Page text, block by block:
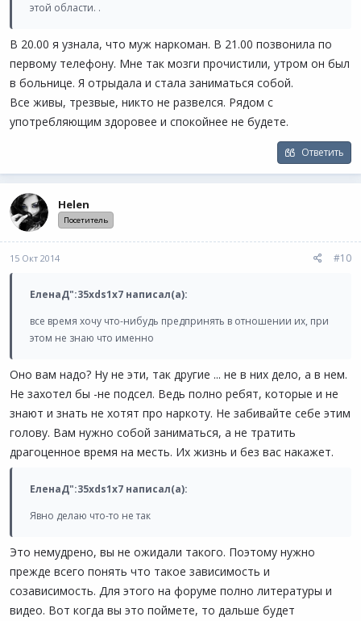
этой области. .
В 20.00 я узнала, что муж наркоман. В 21.00 позвонила по
первому телефону. Мне так мозги прочистили, утром он был
в больнице. Я отрыдала и стала заниматься собой.
Все живы, трезвые, никто не развелся. Рядом с
употребляющим здоровее и спокойнее не будете.
Ответить
Helen
Посетитель
15 Окт 2014 #10
ЕленаД":35xds1x7 написал(а):
все время хочу что-нибудь предпринять в отношении их, при
этом не знаю что именно
Оно вам надо? Ну не эти, так другие ... не в них дело, а в нем.
Не захотел бы -не подсел. Ведь полно ребят, которые и не
знают и знать не хотят про наркоту. Не забивайте себе этим
голову. Вам нужно собой заниматься, а не тратить
драгоценное время на месть. Их жизнь и без вас накажет.
ЕленаД":35xds1x7 написал(а):
Явно делаю что-то не так
Это немудрено, вы не ожидали такого. Поэтому нужно
прежде всего понять что такое зависимость и
созависимость. Для этого на форуме полно литературы и
видео. Вот когда вы это поймете, то дальше будет